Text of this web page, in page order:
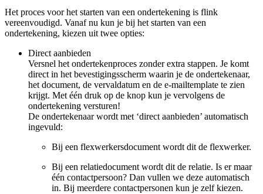
Het proces voor het starten van een ondertekening is flink
vereenvoudigd. Vanaf nu kun je bij het starten van een
ondertekening, kiezen uit twee opties:
Direct aanbieden
Versnel het ondertekenproces zonder extra stappen. Je komt
direct in het bevestigingsscherm waarin je de ondertekenaar,
het document, de vervaldatum en de e-mailtemplate te zien
krijgt. Met één druk op de knop kun je vervolgens de
ondertekening versturen!
De ondertekenaar wordt met ‘direct aanbieden’ automatisch
ingevuld:
Bij een flexwerkersdocument wordt dit de flexwerker.
Bij een relatiedocument wordt dit de relatie. Is er maar
één contactpersoon? Dan vullen we deze automatisch
in. Bij meerdere contactpersonen kun je zelf kiezen.